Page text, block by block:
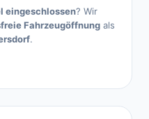
eingeschlossen? Wir
Fahrzeugöffnung als
.